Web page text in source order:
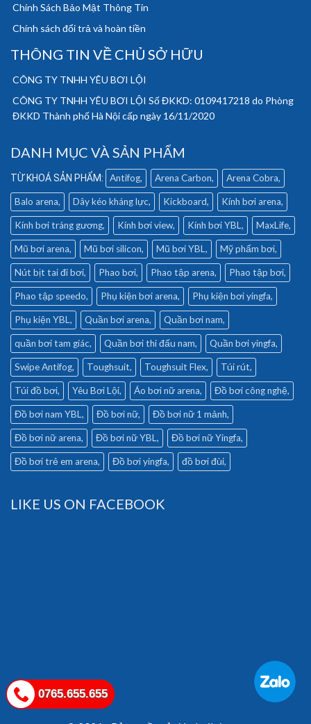
Chính Sách Bảo Mật Thông Tin
Chính sách đổi trả và hoàn tiền
THÔNG TIN VỀ CHỦ SỞ HỮU
CÔNG TY TNHH YÊU BƠI LỘI
CÔNG TY TNHH YÊU BƠI LỘI Số ĐKKD: 0109417218 do Phòng
ĐKKD Thành phố Hà Nội cấp ngày 16/11/2020
DANH MỤC VÀ SẢN PHẨM
Antifog Arena Carbon Arena Cobra
Balo arena Dây kéo kháng lực Kickboard Kính bơi arena
Kính bơi tráng gương Kính bơi view Kính bơi YBL MaxLife
Mũ bơi arena Mũ bơi silicon Mũ bơi YBL Mỹ phẩm bơi
Nút bịt tai đi bơi Phao bơi Phao tập arena Phao tập bơi
Phao tập speedo Phụ kiện bơi arena Phụ kiện bơi yingfa
Phụ kiện YBL Quần bơi arena Quần bơi nam
quần bơi tam giác Quần bơi thi đấu nam Quần bơi yingfa
Swipe Antifog Toughsuit Toughsuit Flex Túi rút
Túi đồ bơi Yêu Bơi Lội Áo bơi nữ arena Đồ bơi công nghệ
Đồ bơi nam YBL Đồ bơi nữ Đồ bơi nữ 1 mảnh
Đồ bơi nữ arena Đồ bơi nữ YBL Đồ bơi nữ Yingfa
Đồ bơi trẻ em arena Đồ bơi yingfa đồ bơi đùi
LIKE US ON FACEBOOK
0765.655.655